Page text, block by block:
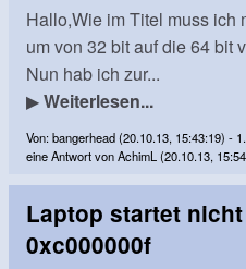
Hallo,Wie im Titel muss ich
um von 32 bit auf die 64 bit
Nun hab ich zur...
▶Weiterlesen...
Von: bangerhead (20.10.13, 15:43:19) -
eine Antwort von AchimL (20.10.13,
Laptop startet
0xc000000f